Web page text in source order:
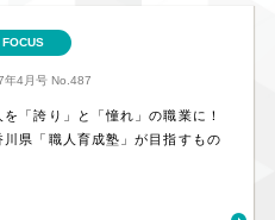
FOCUS
年4月号No.487
を「誇り」と「憧れ」の職業に！
川県「職人育成塾」が目指すもの